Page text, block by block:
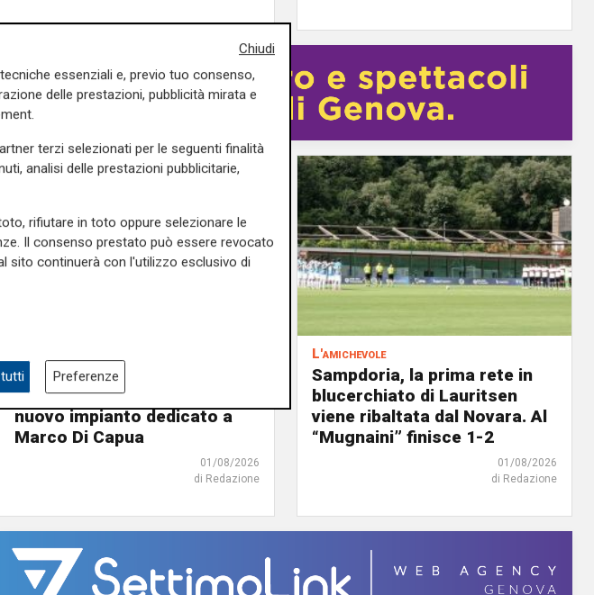
Chiavari ritrova la piscina
olimpionica: inaugurato il
nuovo impianto dedicato a
Marco Di Capua
01/08/2026
di Redazione
L'amichevole
Sampdoria, la prima rete in
blucerchiato di Lauritsen
viene ribaltata dal Novara. Al
“Mugnaini” finisce 1-2
01/08/2026
di Redazione
Chiudi
essenziali e, previo tuo consenso,
delle prestazioni, pubblicità mirata e
terzi selezionati per le seguenti finalità
analisi delle prestazioni pubblicitarie,
rifiutare in toto oppure selezionare le
Il consenso prestato può essere revocato
sito continuerà con l'utilizzo esclusivo di
Preferenze